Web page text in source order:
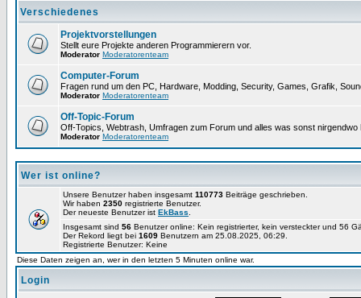
Verschiedenes
Projektvorstellungen
Stellt eure Projekte anderen Programmierern vor.
Moderator Moderatorenteam
Computer-Forum
Fragen rund um den PC, Hardware, Modding, Security, Games, Grafik,
Moderator Moderatorenteam
Off-Topic-Forum
Off-Topics, Webtrash, Umfragen zum Forum und alles was sonst nirgendwo
Moderator Moderatorenteam
Wer ist online?
Unsere Benutzer haben insgesamt 110773 Beiträge geschrieben.
Wir haben 2350 registrierte Benutzer.
Der neueste Benutzer ist EkBass
Insgesamt sind 56 Benutzer online: Kein registrierter, kein versteckter und 56
Der Rekord liegt bei 1609 Benutzern am 25.08.2025, 06:29.
Registrierte Benutzer: Keine
Diese Daten zeigen an, wer in den letzten 5 Minuten online war.
Login